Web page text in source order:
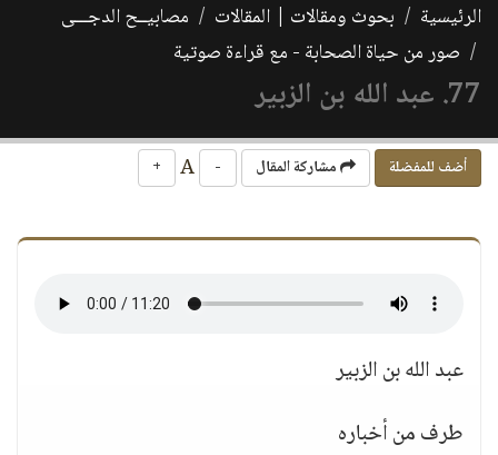
الرئيسية بحوث ومقالات | المقالات
مصابيــح الدجـــى
صور من حياة الصحابة - مع قراءة صوتية
77. عبد الله بن الزبير
أضف للمفضلة مشاركة المقال -
+
عبد الله بن الزبير
طرف من أخباره